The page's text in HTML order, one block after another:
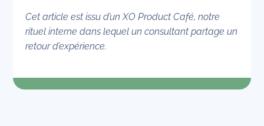
Cet article est issu d’un XO Product Café, notre
rituel interne dans lequel un consultant partage un
retour d’expérience.